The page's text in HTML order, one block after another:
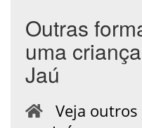
Outras
uma
Jaú
Veja outros